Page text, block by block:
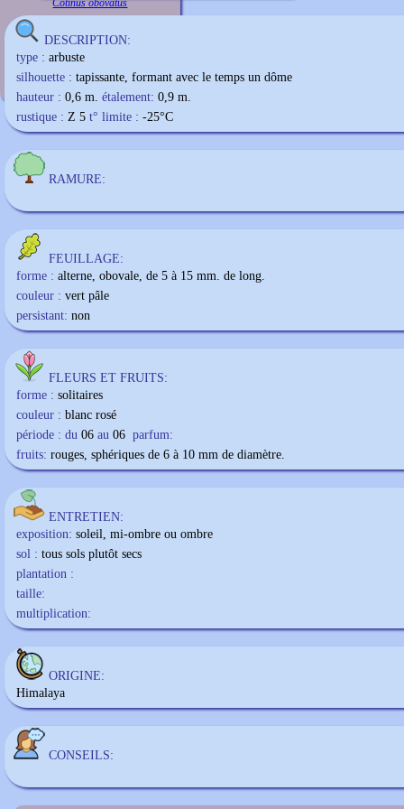
Cotinus obovatus
DESCRIPTION:
type : arbuste
silhouette : tapissante, formant avec le temps un dôme
hauteur : 0,6 m. étalement: 0,9 m.
rustique : Z 5 t° limite : -25°C
RAMURE:
FEUILLAGE:
forme : alterne, obovale, de 5 à 15 mm. de long.
couleur : vert pâle
persistant: non
FLEURS ET FRUITS:
forme : solitaires
couleur : blanc rosé
période : du 06 au 06 parfum:
fruits: rouges, sphériques de 6 à 10 mm de diamètre.
ENTRETIEN:
exposition: soleil, mi-ombre ou ombre
sol : tous sols plutôt secs
plantation :
taille:
multiplication:
ORIGINE:
Himalaya
CONSEILS: